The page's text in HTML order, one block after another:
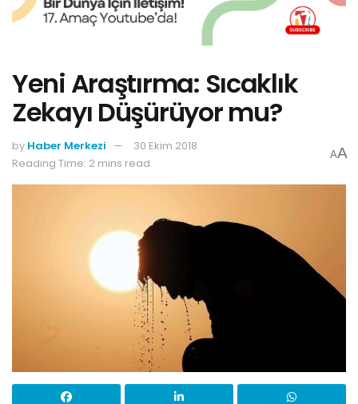
Yeni Araştırma: Sıcaklık
Zekayı Düşürüyor mu?
by Haber Merkezi
30 Ekim 2018
Reading Time: 2 mins read
AA